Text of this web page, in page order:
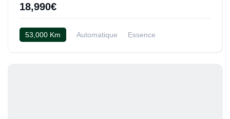
18,990€
53,000 Km Automatique
Essence